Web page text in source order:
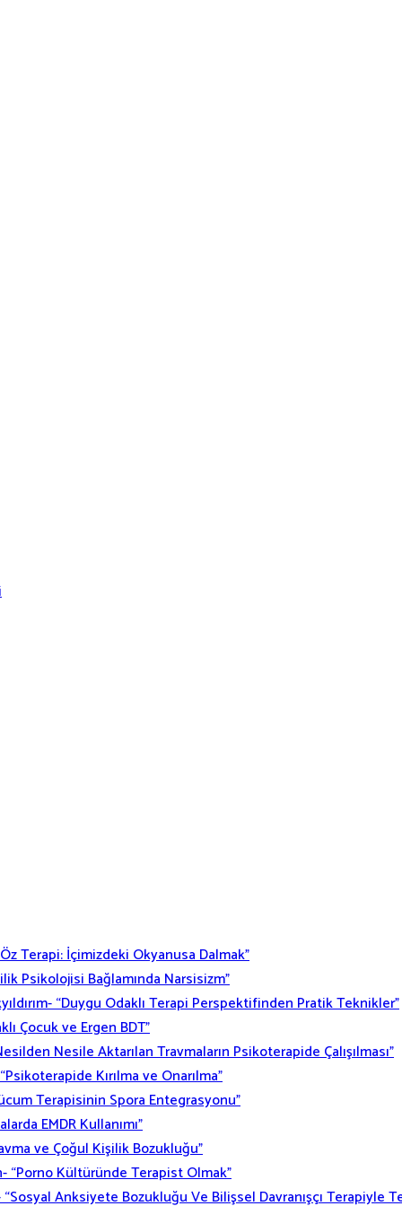
Terapi: İçimizdeki Okyanusa Dalmak”
Psikolojisi Bağlamında Narsisizm”
“Duygu Odaklı Terapi Perspektifinden Pratik Teknikler”
Çocuk ve Ergen BDT”
Nesile Aktarılan Travmaların Psikoterapide Çalışılması”
Kırılma ve Onarılma”
Terapisinin Spora Entegrasyonu”
EMDR Kullanımı”
ve Çoğul Kişilik Bozukluğu”
“Porno Kültüründe Terapist Olmak”
Anksiyete Bozukluğu Ve Bilişsel Davranışçı Terapiyle